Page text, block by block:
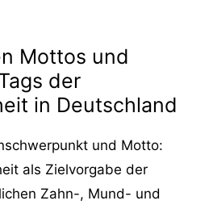
Mottos und
der
in Deutschland
und Motto:
als Zielvorgabe der
Zahn-, Mund- und